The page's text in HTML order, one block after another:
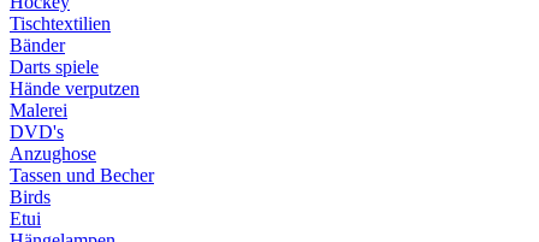
Tischtextilien
Bänder
Darts spiele
Hände verputzen
Malerei
DVD's
Anzughose
Tassen und Becher
Birds
Etui